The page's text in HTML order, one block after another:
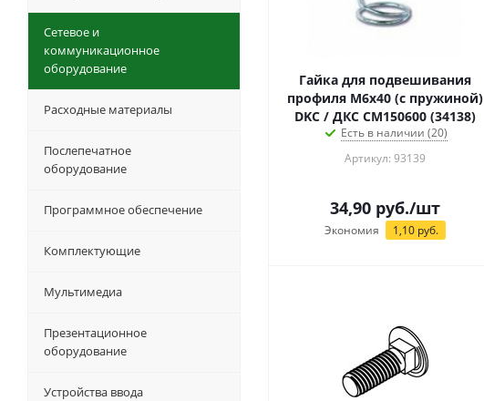
Гайка для подвешивания
профиля М6x40 (с пружиной)
DKC / ДКС CM150600 (34138)
Есть в наличии (20)
Артикул: 93139
34,90 руб./шт
Экономия 1,10 руб.
Сетевое и
коммуникационное
оборудование
Расходные материалы
Послепечатное
оборудование
Программное обеспечение
Комплектующие
Мультимедиа
Презентационное
оборудование
Устройства ввода